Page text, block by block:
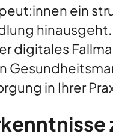
ein
digitales
in Ihrer